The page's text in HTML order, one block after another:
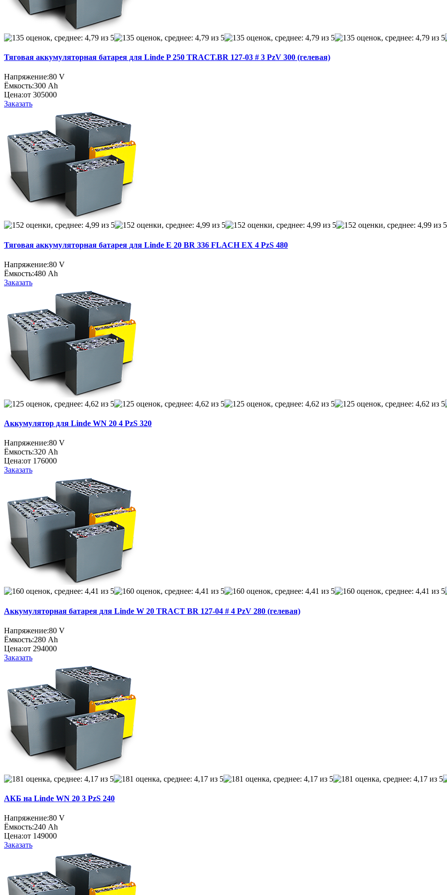
Тяговая аккумуляторная батарея для Linde P 250 TRACT.BR 127-03 # 3 PzV 300 (гелевая)
Напряжение:80 V
Ёмкость:300 Ah
Цена:от 305000
Заказать
Тяговая аккумуляторная батарея для Linde E 20 BR 336 FLACH EX 4 PzS 480
Напряжение:80 V
Ёмкость:480 Ah
Заказать
Аккумулятор для Linde WN 20 4 PzS 320
Напряжение:80 V
Ёмкость:320 Ah
Цена:от 176000
Заказать
Аккумуляторная батарея для Linde W 20 TRACT BR 127-04 # 4 PzV 280 (гелевая)
Напряжение:80 V
Ёмкость:280 Ah
Цена:от 294000
Заказать
АКБ на Linde WN 20 3 PzS 240
Напряжение:80 V
Ёмкость:240 Ah
Цена:от 149000
Заказать